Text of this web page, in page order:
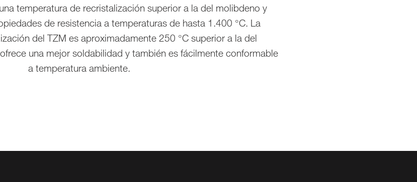
temperatura de recristalización superior a la del molibdeno y
de resistencia a temperaturas de hasta 1.400 °C. La
del TZM es aproximadamente 250 °C superior a la del
una mejor soldabilidad y también es fácilmente conformable
a temperatura ambiente.